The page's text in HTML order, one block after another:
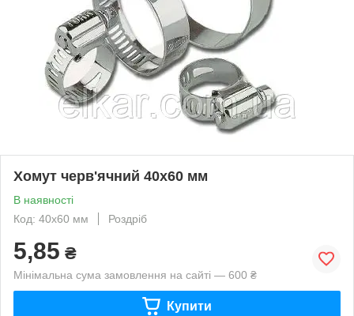
Хомут черв'ячний 40х60 мм
В наявності
Код: 40х60 мм
Роздріб
5,85 ₴
Мінімальна сума замовлення на сайті — 600 ₴
Купити